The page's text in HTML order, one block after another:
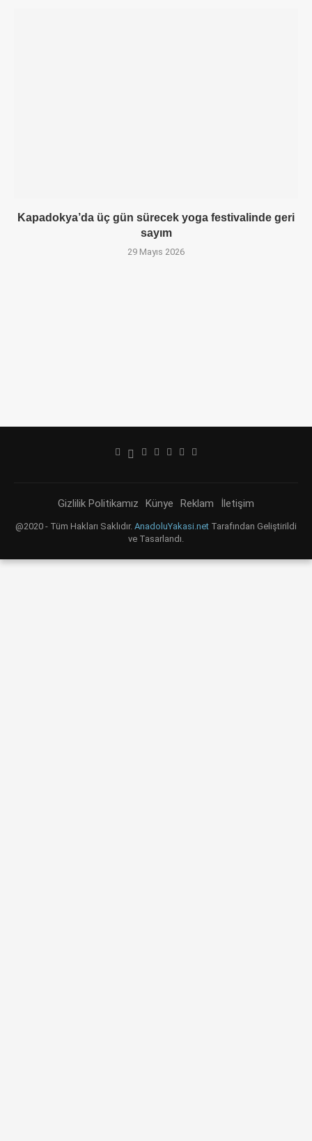
Kapadokya’da üç gün sürecek yoga festivalinde geri
sayım
29 Mayıs 2026
Gizlilik Politikamız Künye Reklam İletişim
@2020 - Tüm Hakları Saklıdır. AnadoluYakasi.net Tarafından Geliştirildi
ve Tasarlandı.